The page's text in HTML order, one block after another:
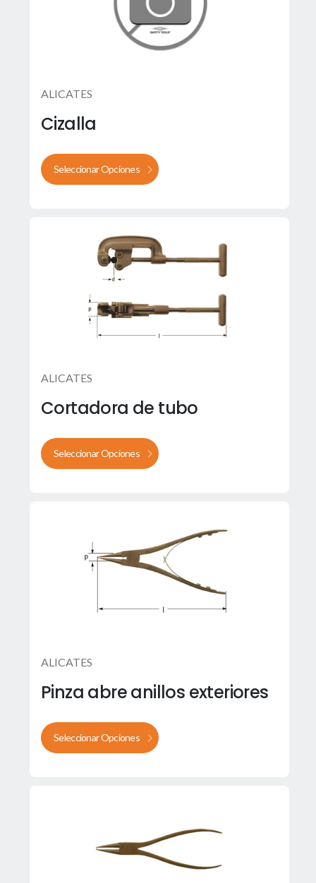
ALICATES
Cizalla
Seleccionar Opciones
ALICATES
Cortadora de tubo
Seleccionar Opciones
ALICATES
Pinza abre anillos exteriores
Seleccionar Opciones